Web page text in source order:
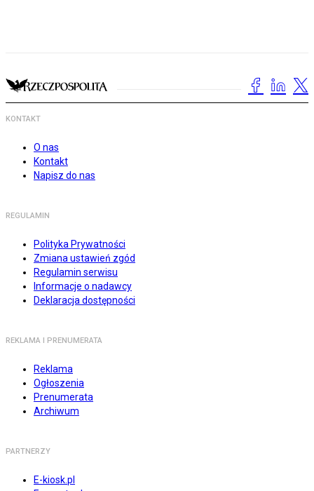
KONTAKT
O nas
Kontakt
Napisz do nas
REGULAMIN
Polityka Prywatności
Zmiana ustawień zgód
Regulamin serwisu
Informacje o nadawcy
Deklaracja dostępności
REKLAMA I PRENUMERATA
Reklama
Ogłoszenia
Prenumerata
Archiwum
PARTNERZY
E-kiosk.pl